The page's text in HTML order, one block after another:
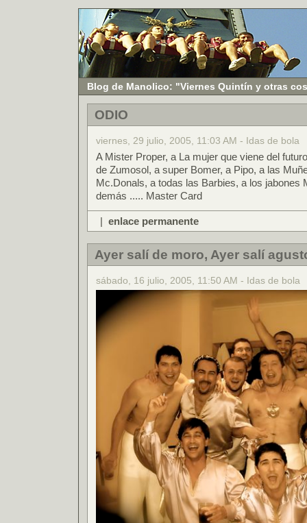
Blog de Manolico: "Viernes Quintín y otras
ODIO
viernes, 29 julio, 2005, 11:03 AM - Idas de bola
A Mister Proper, a La mujer que viene del
de Zumosol, a super Bomer, a Pipo, a las
Mc.Donals, a todas las Barbies, a los jabones
demás ..... Master Card
| enlace permanente
Ayer salí de moro, Ayer salí
sábado, 16 julio, 2005, 11:50 AM - Idas de bola